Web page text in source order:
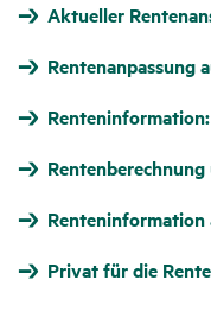
Aktueller
Rentenanpassung
Privat für die